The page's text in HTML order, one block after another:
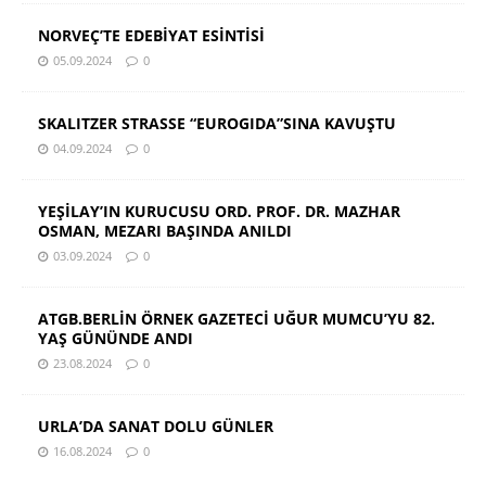
NORVEÇ’TE EDEBİYAT ESİNTİSİ
05.09.2024 0
SKALITZER STRASSE “EUROGIDA”SINA KAVUŞTU
04.09.2024 0
YEŞİLAY’IN KURUCUSU ORD. PROF. DR. MAZHAR
OSMAN, MEZARI BAŞINDA ANILDI
03.09.2024 0
ATGB.BERLİN ÖRNEK GAZETECİ UĞUR MUMCU’YU 82.
YAŞ GÜNÜNDE ANDI
23.08.2024 0
URLA’DA SANAT DOLU GÜNLER
16.08.2024 0